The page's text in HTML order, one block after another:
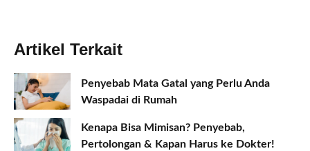
Artikel Terkait
Penyebab Mata Gatal yang Perlu Anda
Waspadai di Rumah
Kenapa Bisa Mimisan? Penyebab,
Pertolongan & Kapan Harus ke Dokter!